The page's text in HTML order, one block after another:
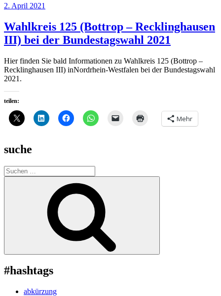
Veröffentlicht
2. April 2021
Wahlkreis 125 (Bottrop – Recklinghausen
III) bei der Bundestagswahl 2021
Hier finden Sie bald Informationen zu Wahlkreis 125 (Bottrop –
Recklinghausen III) inNordrhein-Westfalen bei der Bundestagswahl
2021.
teilen:
Mehr
suche
Suche
nach:
#hashtags
abkürzung